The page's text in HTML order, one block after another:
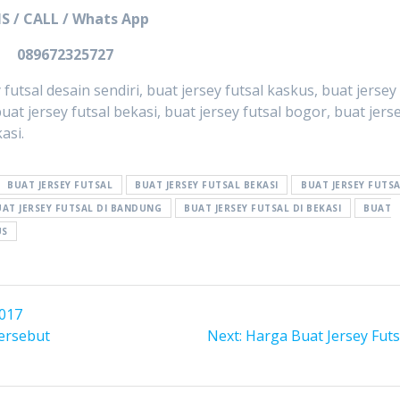
/ CALL / Whats App
089672325727
desain sendiri, buat jersey futsal kaskus, buat jersey
jersey futsal bekasi, buat jersey futsal bogor, buat
BUAT JERSEY FUTSAL BUAT JERSEY FUTSAL BEKASI
BUAT JERSEY
JERSEY FUTSAL DI BANDUNG
BUAT JERSEY FUTSAL DI BEKASI
BUAT
Next: Next
Harga Buat Jersey